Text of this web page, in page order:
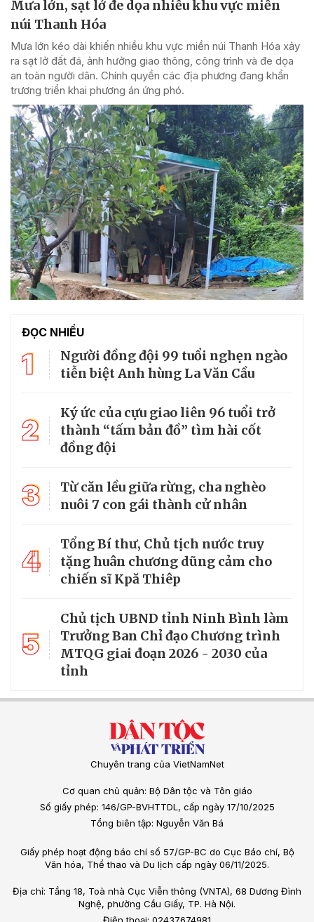
Mưa lớn, sạt lở đe dọa nhiều khu vực miền
núi Thanh Hóa
Mưa lớn kéo dài khiến nhiều khu vực miền núi Thanh Hóa xảy
ra sạt lở đất đá, ảnh hưởng giao thông, công trình và đe dọa
an toàn người dân. Chính quyền các địa phương đang khẩn
trương triển khai phương án ứng phó.
ĐỌC NHIỀU
1
Người đồng đội 99 tuổi nghẹn ngào
tiễn biệt Anh hùng La Văn Cầu
2
Ký ức của cựu giao liên 96 tuổi trở
thành “tấm bản đồ” tìm hài cốt
đồng đội
3
Từ căn lều giữa rừng, cha nghèo
nuôi 7 con gái thành cử nhân
4
Tổng Bí thư, Chủ tịch nước truy
tặng huân chương dũng cảm cho
chiến sĩ Kpă Thiêp
5
Chủ tịch UBND tỉnh Ninh Bình làm
Trưởng Ban Chỉ đạo Chương trình
MTQG giai đoạn 2026 - 2030 của
tỉnh
Chuyên trang của VietNamNet
Cơ quan chủ quản: Bộ Dân tộc và Tôn giáo
Số giấy phép: 146/GP-BVHTTDL, cấp ngày 17/10/2025
Tổng biên tập: Nguyễn Văn Bá
Giấy phép hoạt động báo chí số 57/GP-BC do Cục Báo chí, Bộ
Văn hóa, Thể thao và Du lịch cấp ngày 06/11/2025.
Địa chỉ: Tầng 18, Toà nhà Cục Viễn thông (VNTA), 68 Dương Đình
Nghệ, phường Cầu Giấy, TP. Hà Nội.